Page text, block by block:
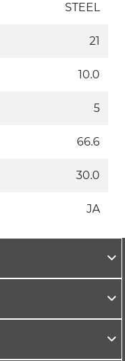
STEEL
21
10.0
5
66.6
30.0
JA